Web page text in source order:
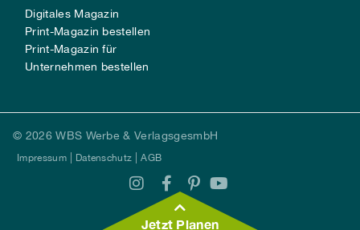
Jetzt Planen
Digitales Magazin
Print-Magazin bestellen
Print-Magazin für
Unternehmen bestellen
© 2026 WBS Werbe & VerlagsgesmbH
Impressum Datenschutz AGB